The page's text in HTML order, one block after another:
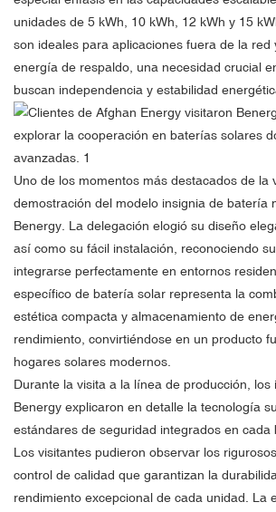
unidades de 5 kWh, 10 kWh, 12 kWh y 15
son ideales para aplicaciones fuera de la red
energía de respaldo, una necesidad crucial
buscan independencia y estabilidad
Uno de los momentos más destacados de la
demostración del modelo insignia de batería
Benergy. La delegación elogió su diseño
así como su fácil instalación, reconociendo
integrarse perfectamente en entornos
específico de batería solar representa la
estética compacta y almacenamiento de
rendimiento, convirtiéndose en un producto
hogares solares modernos.
Durante la visita a la línea de producción, los
Benergy explicaron en detalle la tecnología
estándares de seguridad integrados en cada
Los visitantes pudieron observar los
control de calidad que garantizan la
rendimiento excepcional de cada unidad. La